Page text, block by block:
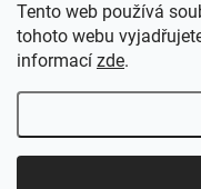
Tento web používá
tohoto webu
informací zde.
Otevírací doba
Copyright 2026BM